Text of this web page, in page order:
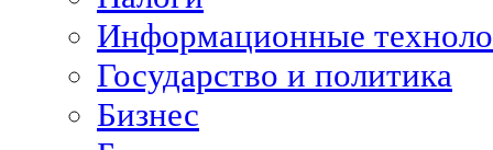
Информационные
Государство и политика
Бизнес